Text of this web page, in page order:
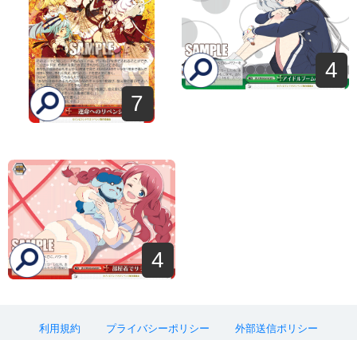
7
4
4
利用規約 プライバシーポリシー 外部送信ポリシー